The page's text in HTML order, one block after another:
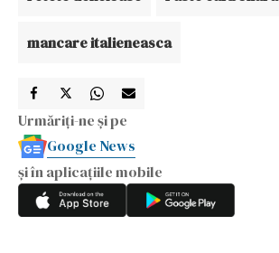
mancare italieneasca
Urmăriți-ne și pe
Google News
și în aplicațiile mobile